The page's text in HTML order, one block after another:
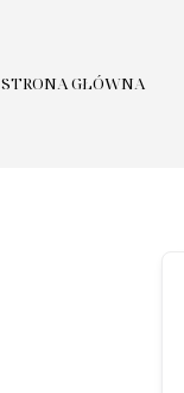
STRONA GŁÓWNA